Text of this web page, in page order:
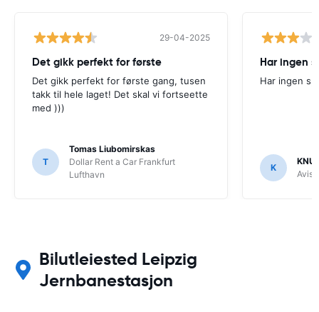
29-04-2025
Det gikk perfekt for første
Det gikk perfekt for første gang, tusen
takk til hele laget! Det skal vi fortseette
med )))
T
Tomas Liubomirskas
Dollar Rent a Car Frankfurt
Lufthavn
Har ingen
Har ingen
K
Avis
Bilutleiested Leipzig
Jernbanestasjon